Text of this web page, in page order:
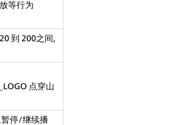
等行为
到 200之间,
点穿山
暂停/继续播